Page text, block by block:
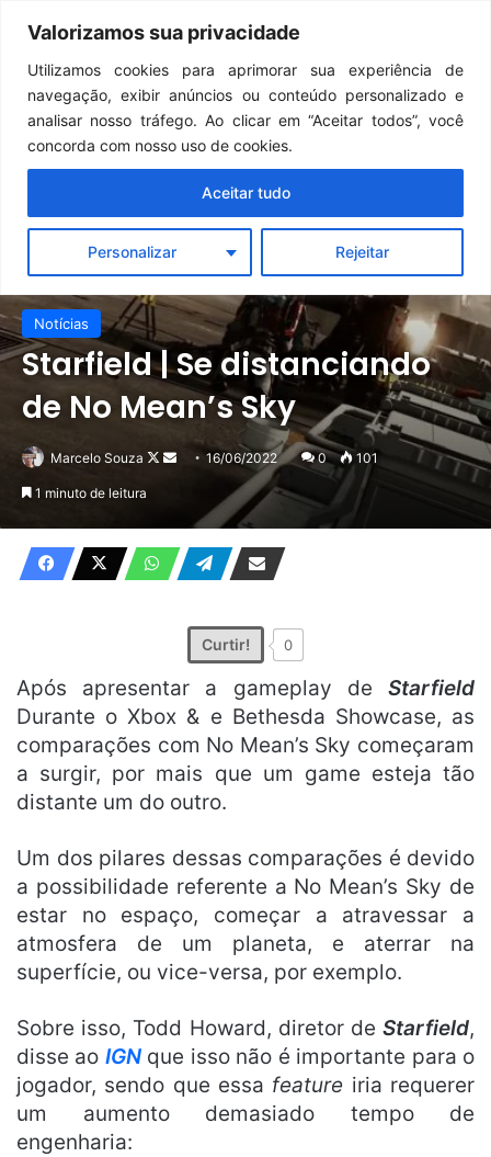
Valorizamos sua privacidade
Utilizamos cookies para aprimorar sua experiência de
navegação, exibir anúncios ou conteúdo personalizado e
analisar nosso tráfego. Ao clicar em “Aceitar todos”, você
concorda com nosso uso de cookies.
Personalizar Rejeitar
Aceitar tudo
Menu
Notícias
Starfield | Se distanciando
de No Mean’s Sky
Marcelo Souza
Follow
Mande16/06/2022 0 101
1 minuto de leitura
Curtir! 0
Após apresentar a gameplay de Starfield
Durante o Xbox & e Bethesda Showcase, as
comparações com No Mean’s Sky começaram
a surgir, por mais que um game esteja tão
distante um do outro.
Um dos pilares dessas comparações é devido
a possibilidade referente a No Mean’s Sky de
estar no espaço, começar a atravessar a
atmosfera de um planeta, e aterrar na
superfície, ou vice-versa, por exemplo.
Sobre isso, Todd Howard, diretor de Starfield,
disse ao IGNque isso não é importante para o
jogador, sendo que essa feature iria requerer
um aumento demasiado tempo de
engenharia: